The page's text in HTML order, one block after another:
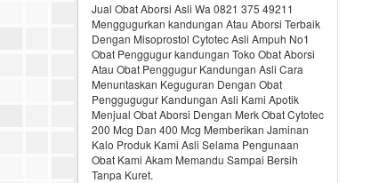
Jual Obat Aborsi Asli Wa 0821 375 49211
Menggugurkan kandungan Atau Aborsi Terbaik
Dengan Misoprostol Cytotec Asli Ampuh No1
Obat Penggugur kandungan Toko Obat Aborsi
Atau Obat Penggugur Kandungan Asli Cara
Menuntaskan Keguguran Dengan Obat
Penggugugur Kandungan Asli Kami Apotik
Menjual Obat Aborsi Dengan Merk Obat Cytotec
200 Mcg Dan 400 Mcg Memberikan Jaminan
Kalo Produk Kami Asli Selama Pengunaan
Obat Kami Akam Memandu Sampai Bersih
Tanpa Kuret.